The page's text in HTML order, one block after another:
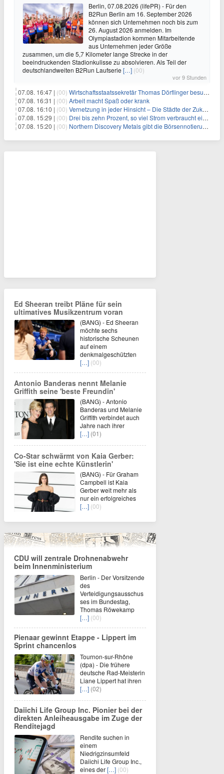
Berlin, 07.08.2026 (lifePR) - Für den
B2Run Berlin am 16. September 2026
können sich Unternehmen noch bis zum
26. August 2026 anmelden. Im
Olympiastadion kommen Mitarbeitende
aus Unternehmen jeder Größe
zusammen, um die 5,7 Kilometer lange Strecke in der
beeindruckenden Stadionkulisse zu absolvieren. Als Teil der
deutschlandweiten B2Run Laufserie […] (00)
vor 9 Stunden
07.08. 16:47 | (00) Wirtschaftsstaatssekretär Thomas Dörflinger besucht Handwerksbetrieb im Kammerbezirk Freiburg
07.08. 16:31 | (00) Arbeit macht Spaß oder krank
07.08. 16:10 | (00) Vernetzung in jeder Hinsicht – Die Städte der Zukunft sind grün-blau
07.08. 15:29 | (00) Drei bis zehn Prozent, so viel Strom verbraucht ein Aufzug im Gebäude
07.08. 15:20 | (00) Northern Discovery Metals gibt die Börsennotierung an der Frankfurter Wertpapierbörse bekannt
Ed Sheeran treibt Pläne für sein
ultimatives Musikzentrum voran
(BANG) - Ed Sheeran
möchte sechs
historische Scheunen
auf einem
denkmalgeschützten
[…] (00)
Antonio Banderas nennt Melanie
Griffith seine 'beste Freundin'
(BANG) - Antonio
Banderas und Melanie
Griffith verbindet auch
Jahre nach ihrer
[…] (01)
Co-Star schwärmt von Kaia Gerber:
'Sie ist eine echte Künstlerin'
(BANG) - Für Graham
Campbell ist Kaia
Gerber weit mehr als
nur ein erfolgreiches
[…] (00)
CDU will zentrale Drohnenabwehr
beim Innenministerium
Berlin - Der Vorsitzende
des
Verteidigungsausschus
ses im Bundestag,
Thomas Röwekamp
[…] (00)
Pienaar gewinnt Etappe - Lippert im
Sprint chancenlos
Tournon-sur-Rhône
(dpa) - Die frühere
deutsche Rad-Meisterin
Liane Lippert hat ihren
[…] (02)
Daiichi Life Group Inc. Pionier bei der
direkten Anleiheausgabe im Zuge der
Renditejagd
Rendite suchen in
einem
Niedrigzinsumfeld
Daiichi Life Group Inc.,
eines der[…] (00)